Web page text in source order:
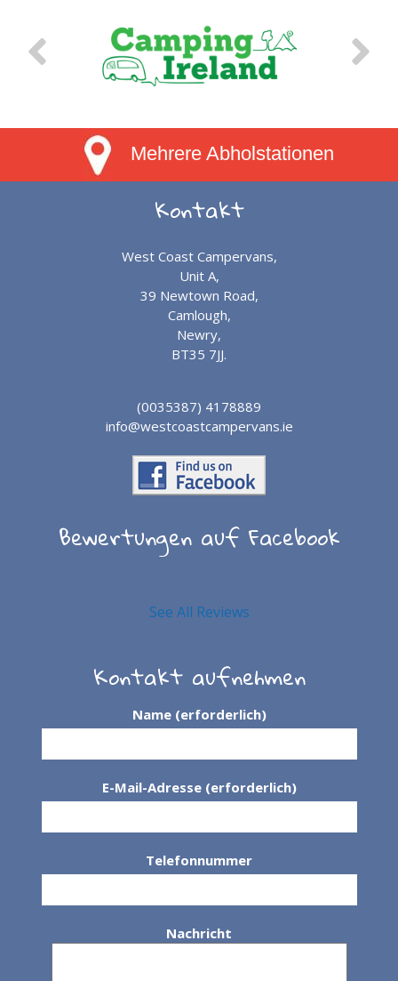
Mehrere Abholstationen
Kontakt
West Coast Campervans,
Unit A,
39 Newtown Road,
Camlough,
Newry,
BT35 7JJ.
(0035387) 4178889
info@westcoastcampervans.ie
Bewertungen auf Facebook
See All Reviews
Kontakt aufnehmen
Name (erforderlich)
E-Mail-Adresse (erforderlich)
Telefonnummer
Nachricht